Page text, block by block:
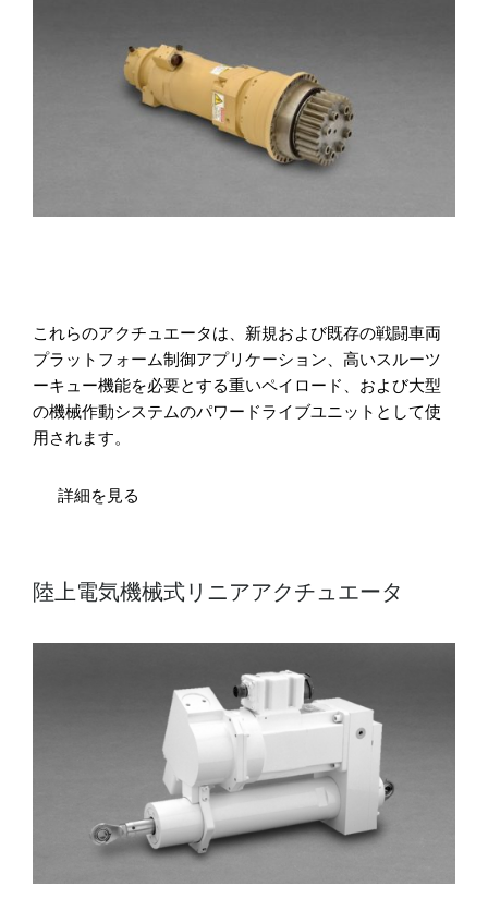
これらのアクチュエータは、新規および既存の戦闘車両
プラットフォーム制御アプリケーション、高いスルーツ
ーキュー機能を必要とする重いペイロード、および大型
の機械作動システムのパワードライブユニットとして使
用されます。
詳細を見る
陸上電気機械式リニアアクチュエータ